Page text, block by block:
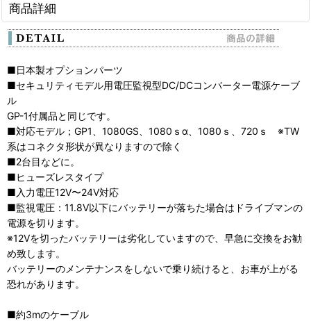
商品詳細
■日本製オプションパーツ
■セキュリティモデル用電圧監視型DC/DCコンバーター電源ケーブ
ル
GP-1付属品と同じです。
■対応モデル；GP1、1080GS、1080ｓα、1080ｓ、720ｓ ※TW
系はコネクタ形状が異なりますので除く
■2台目などに。
■ヒューズレスタイプ
■入力電圧12V〜24V対応
■監視電圧：11.8V以下にバッテリーが落ちた場合はドライブマンの
電源を切ります。
※12Vを切ったバッテリーは劣化していますので、早急に交換をお勧
め致します。
バッテリーのメンテナンスをしないで乗り続けると、お車が上がる
恐れがあります。
■約3mのケーブル